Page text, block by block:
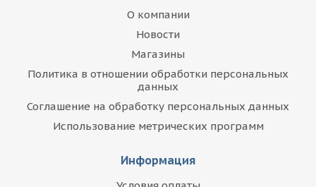
О компании
Новости
Магазины
Политика в отношении обработки персональных
данных
Соглашение на обработку персональных данных
Использование метрических программ
Информация